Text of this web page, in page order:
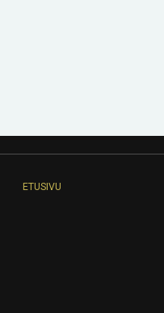
ETUSIVU